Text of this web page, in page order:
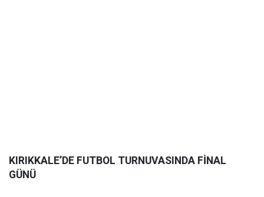
KIRIKKALE’DE FUTBOL TURNUVASINDA FİNAL
GÜNÜ